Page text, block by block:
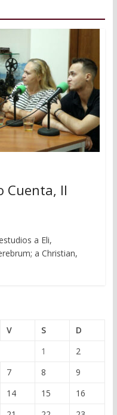
Cuenta, II
a Eli,
a Christian,
V S
D
1
2
7 8
9
14 15
16